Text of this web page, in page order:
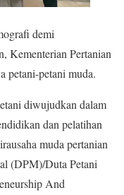
demi
Kementerian Pertanian
petani-petani muda.
diwujudkan dalam
dan pelatihan
muda pertanian
(DPM)/Duta Petani
And